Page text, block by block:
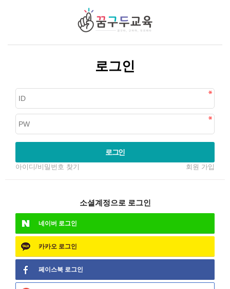
로그인
로그인
아이디/비밀번호 찾기 회원 가입
소셜계정으로 로그인
네이버 로그인
카카오 로그인
페이스북 로그인